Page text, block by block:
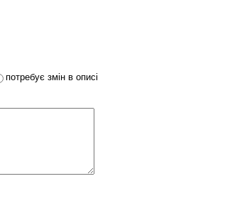
потребує змін в описі